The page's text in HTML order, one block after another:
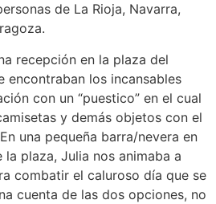
de La Rioja, Navarra,
recepción en la plaza del
encontraban los incansables
con un “puestico” en el cual
y demás objetos con el
una pequeña barra/nevera en
la plaza, Julia nos animaba a
combatir el caluroso día que se
cuenta de las dos opciones, no